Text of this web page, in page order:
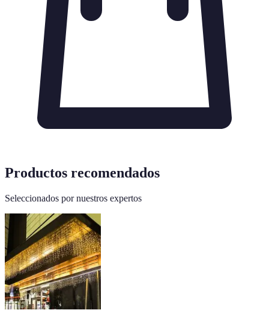
Productos recomendados
Seleccionados por nuestros expertos